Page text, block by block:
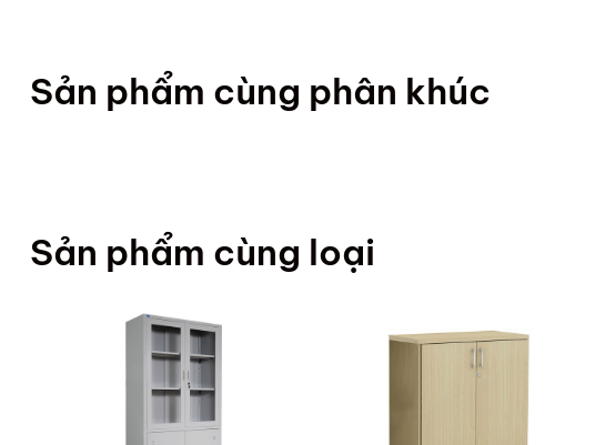
Sản phẩm cùng phân khúc
Sản phẩm cùng loại